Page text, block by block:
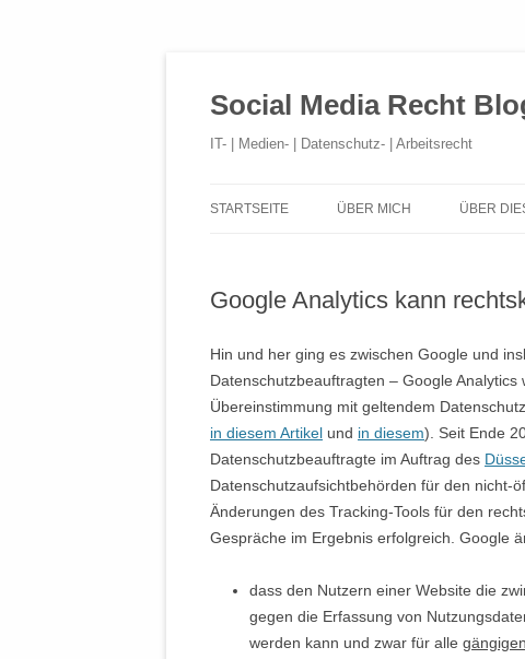
Social Media Recht
IT- | Medien- | Datenschutz- | Arbeitsrecht
STARTSEITE ÜBER MICH ÜBER
Google Analytics kann
Hin und her ging es zwischen Google und
Datenschutzbeauftragten – Google
Übereinstimmung mit geltendem
in diesem Artikel und in diesem). Seit Ende
Datenschutzbeauftragte im Auftrag des
Datenschutzaufsichtbehörden für den nicht-
Änderungen des Tracking-Tools für den
Gespräche im Ergebnis erfolgreich. Google
dass den Nutzern einer Website die
gegen die Erfassung von
werden kann und zwar für alle